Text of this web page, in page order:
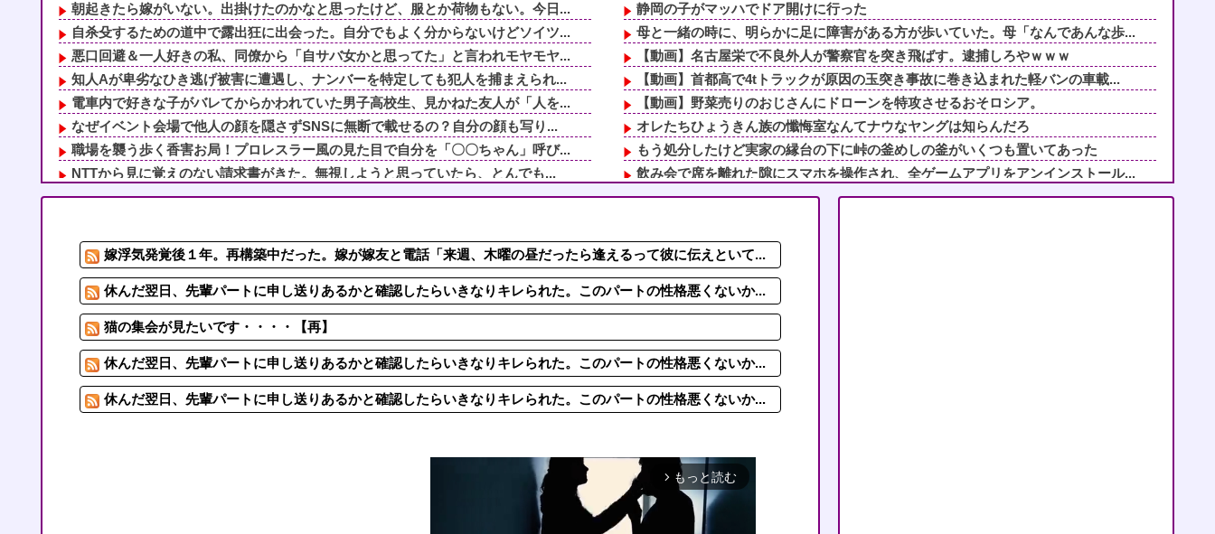
朝起きたら嫁がいない。出掛けたのかなと思ったけど、服とか荷物もない。今日...
自杀殳するための道中で露出狂に出会った。自分でもよく分からないけどソイツ...
悪口回避＆一人好きの私、同僚から「自サバ女かと思ってた」と言われモヤモヤ...
知人Aが卑劣なひき逃げ被害に遭遇し、ナンバーを特定しても犯人を捕まえられ...
電車内で好きな子がバレてからかわれていた男子高校生、見かねた友人が「人を...
なぜイベント会場で他人の顔を隠さずSNSに無断で載せるの？自分の顔も写り...
職場を襲う歩く香害お局！プロレスラー風の見た目で自分を「〇〇ちゃん」呼び...
NTTから見に覚えのない請求書がきた。無視しようと思っていたら、とんでも...
【悲報】 「ゴールド免許です」←運が良かっただけかペーパードライバーとい...
切迫流産で自宅安静の私…なのに義弟が「シャワー貸して」「泊めて」と嫌がら...
泥酔した義父「お前らの遺産は減額だ！」意味不明なので問い詰めた私に義父が...
住宅街を歩いていたら小１女児に泣きながら抱きつかれた。鍵っ子のピンチに付...
静岡の子がマッハでドア開けに行った
母と一緒の時に、明らかに足に障害がある方が歩いていた。母「なんであんな歩...
【動画】名古屋栄で不良外人が警察官を突き飛ばす。逮捕しろやｗｗｗ
【動画】首都高で4tトラックが原因の玉突き事故に巻き込まれた軽バンの車載...
【動画】野菜売りのおじさんにドローンを特攻させるおそロシア。
オレたちひょうきん族の懺悔室なんてナウなヤングは知らんだろ
もう処分したけど実家の縁台の下に峠の釜めしの釜がいくつも置いてあった
飲み会で席を離れた隙にスマホを操作され、全ゲームアプリをアンインストール...
同窓会でいじめっ子が話を美化し「俺のおかげで社会で耐えられる体ができたろ...
【悲報】琵琶湖花火大会「貧乏人に見せる花火は無い」→目隠しフェンス、全席...
ドラッグストア勤務中。カード払いの商品を現金で返金してほしいと言い張る女...
２年付き合ってる彼女がいるんだが、妊娠したので生まれる前に籍を入れたいと...
嫁浮気発覚後１年。再構築中だった。嫁が嫁友と電話「来週、木曜の昼だったら逢えるって彼に伝えといて...
休んだ翌日、先輩パートに申し送りあるかと確認したらいきなりキレられた。このパートの性格悪くないか...
猫の集会が見たいです・・・・【再】
休んだ翌日、先輩パートに申し送りあるかと確認したらいきなりキレられた。このパートの性格悪くないか...
休んだ翌日、先輩パートに申し送りあるかと確認したらいきなりキレられた。このパートの性格悪くないか...
arrow_forward_ios もっと読む